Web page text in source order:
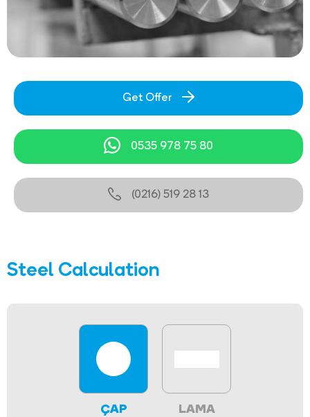
Get Offer
0535 978 75 80
(0216) 519 28 13
Steel Calculation
ÇAP LAMA